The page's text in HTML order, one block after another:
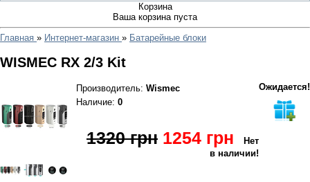
Корзина
Ваша корзина пуста
Главная » Интернет-магазин » Батарейные блоки
WISMEC RX 2/3 Kit
Производитель: Wismec
Наличие: 0
Ожидается!
1320 грн 1254 грн
Нет
в наличии!